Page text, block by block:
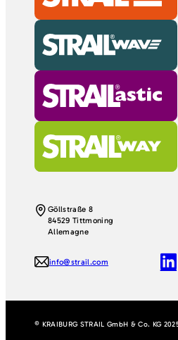
Göllstraße 8
84529 Tittmoning
Allemagne
info@strail.com
© KRAIBURG STRAIL GmbH & Co. KG